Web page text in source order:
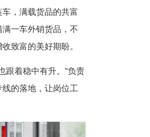
，满载货品的共富
一车外销货品，不
致富的美好期盼。
着稳中有升。”负责
的落地，让岗位工